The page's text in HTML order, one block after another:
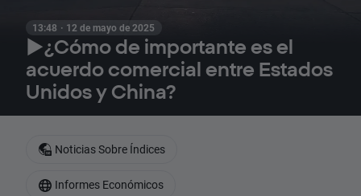
13:48 · 12 de mayo de 2025
▶️¿Cómo de importante es el
acuerdo comercial entre Estados
Unidos y China?
Noticias Sobre Índices
Informes Económicos